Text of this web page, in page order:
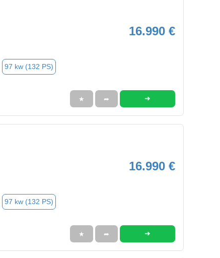
16.990 €
97 kw (132 PS)
★ ➦ ➜
16.990 €
97 kw (132 PS)
★ ➦ ➜